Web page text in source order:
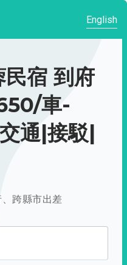
English
宿 到府
車-
通|接駁|
跨縣市出差